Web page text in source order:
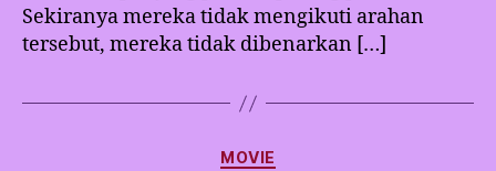
Sekiranya mereka tidak mengikuti arahan
tersebut, mereka tidak dibenarkan […]
Categories
MOVIE